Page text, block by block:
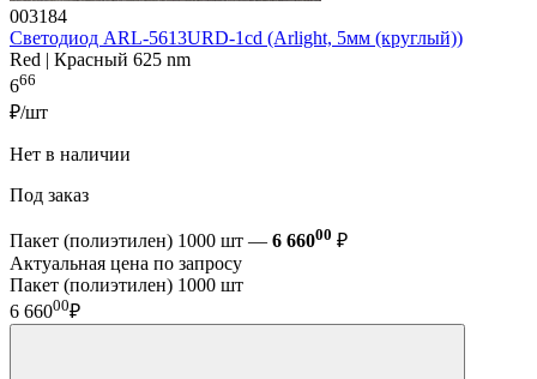
003184
Светодиод ARL-5613URD-1cd (Arlight, 5мм (круглый))
Red | Красный 625 nm
666
₽/шт
Нет в наличии
Под заказ
Пакет (полиэтилен) 1000 шт — 6 66000 ₽
Актуальная цена по запросу
Пакет (полиэтилен) 1000 шт
6 66000₽